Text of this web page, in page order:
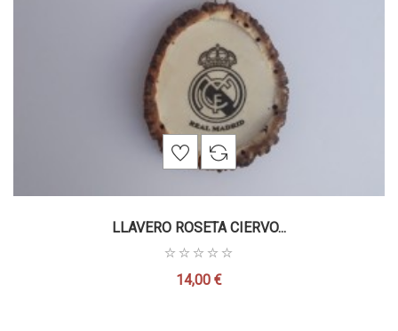
LLAVERO ROSETA CIERVO...
Precio
14,00 €